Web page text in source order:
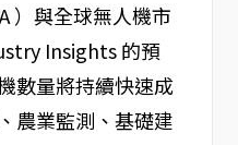
）與全球無人機市
Insights 的預
數量將持續快速成
農業監測、基礎建